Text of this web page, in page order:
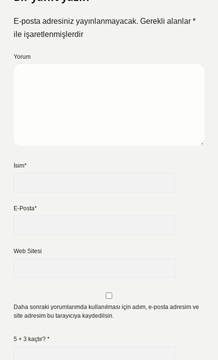
E-posta adresiniz yayınlanmayacak. Gerekli alanlar *
ile işaretlenmişlerdir
Yorum
İsim*
E-Posta*
Web Sitesi
Daha sonraki yorumlarımda kullanılması için adım, e-posta adresim ve
site adresim bu tarayıcıya kaydedilsin.
5 + 3 kaçtır? *